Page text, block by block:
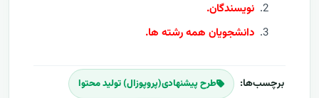
نویسندگان.
دانشجويان همه رشته ها.
برچسب‌ها: طرح پیشنهادی(پروپوزال) تولید محتوا